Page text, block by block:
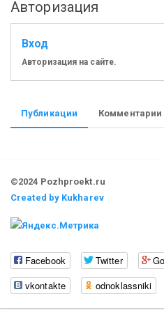
Авторизация
Вход
Авторизация на сайте.
Публикации Комментарии
©2024 Pozhproekt.ru
Created by Kukharev
Facebook Twitter
vkontakte
odnoklassniki